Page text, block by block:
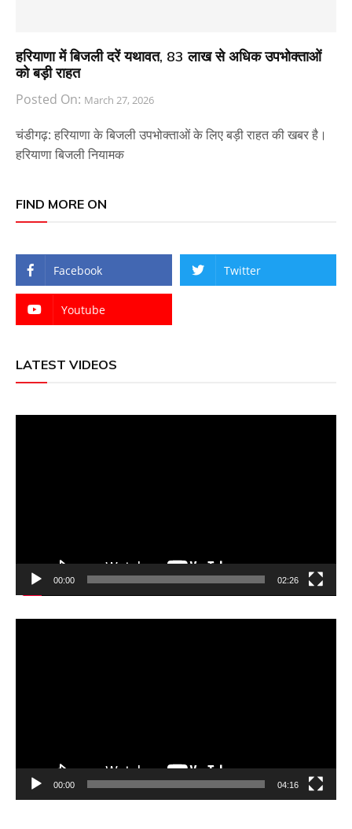
हरियाणा में बिजली दरें यथावत, 83 लाख से अधिक उपभोक्ताओं
को बड़ी राहत
Posted On: March 27, 2026
चंडीगढ़: हरियाणा के बिजली उपभोक्ताओं के लिए बड़ी राहत की खबर है।
हरियाणा बिजली नियामक
FIND MORE ON
Facebook Twitter
Youtube
LATEST VIDEOS
00:00 02:26
00:00 04:16